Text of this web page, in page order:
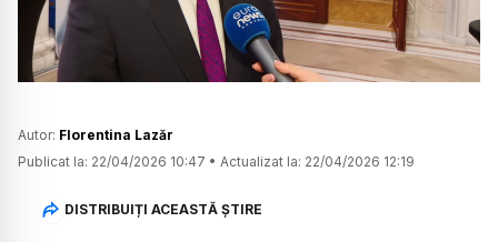
Autor: Florentina Lazăr
Publicat la: 22/04/2026 10:47 • Actualizat la: 22/04/2026 12:19
DISTRIBUIȚI ACEASTĂ ȘTIRE